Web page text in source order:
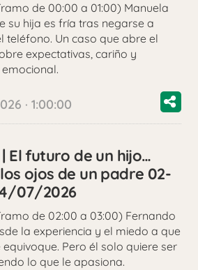
de 00:00 a 01:00) Manuela
su hija es fría tras negarse a
teléfono. Un caso que abre el
expectativas, cariño y
· 1:00:00
| El futuro de un hijo…
ojos de un padre 02-
07/2026
de 02:00 a 03:00) Fernando
la experiencia y el miedo a que
equivoque. Pero él solo quiere ser
lo que le apasiona.